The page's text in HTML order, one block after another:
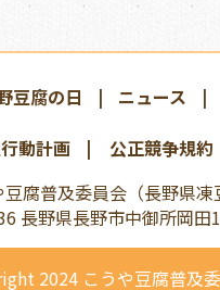
豆腐の日 ニュース
動計画 公正競争規約
豆腐普及委員会 （長野県
長野県長野市中御所岡田
2024 こうや豆腐普及